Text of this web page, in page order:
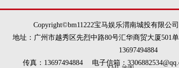
Copyright©bm11222宝马娱乐渭南城投有限公
地址：广州市越秀区先烈中路80号汇华商贸大厦501
13697494884
传真：13697494884 电子信箱：